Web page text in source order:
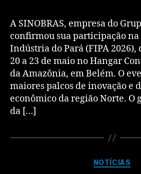
​A SINOBRAS, empresa do
confirmou sua participação
Indústria do Pará (FIPA 2026),
20 a 23 de maio no Hangar
da Amazônia, em Belém. O
maiores palcos de inovação e
econômico da região Norte. ​O
da […]
NOTÍCIAS